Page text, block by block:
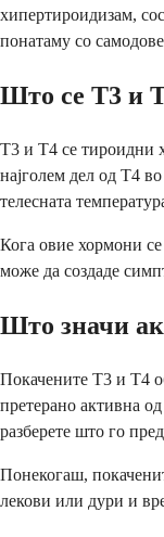
хипертироидизам,
понатаму со
Што се Т3 и
Т3 и Т4 се тироидни
најголем дел од Т4
телесната
Кога овие хормони
може да создаде
Што значи
Покачените Т3 и Т4
претерано активна
разберете што го
Понекогаш,
лекови или дури и